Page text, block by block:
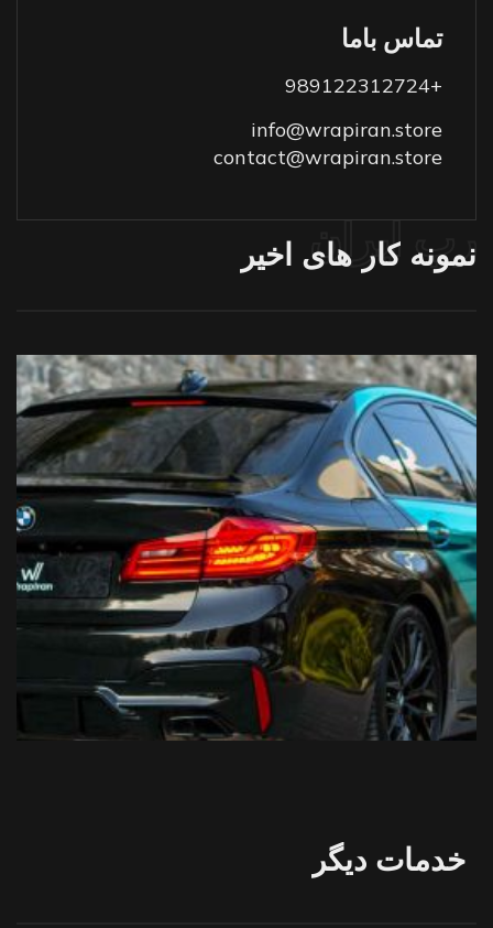
تماس باما
+989122312724
info@wrapiran.store
contact@wrapiran.store
رپ ایران
نمونه کار های اخیر
خدمات دیگر